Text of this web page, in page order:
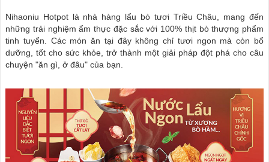
Nihaoniu Hotpot là nhà hàng lẩu bò tươi Triều Châu, mang đến
những trải nghiệm ẩm thực đặc sắc với 100% thịt bò thượng phẩm
tinh tuyển. Các món ăn tại đây không chỉ tươi ngon mà còn bổ
dưỡng, tốt cho sức khỏe, trở thành một giải pháp đột phá cho câu
chuyện "ăn gì, ở đâu" của bạn.